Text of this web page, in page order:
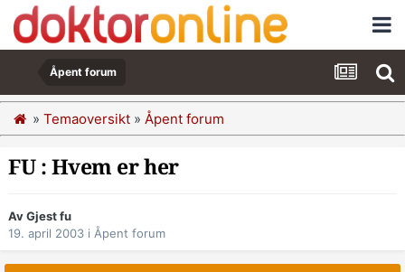
Åpent forum
» Temaoversikt » Åpent forum
FU : Hvem er her
Av Gjest fu
19. april 2003 i Åpent forum